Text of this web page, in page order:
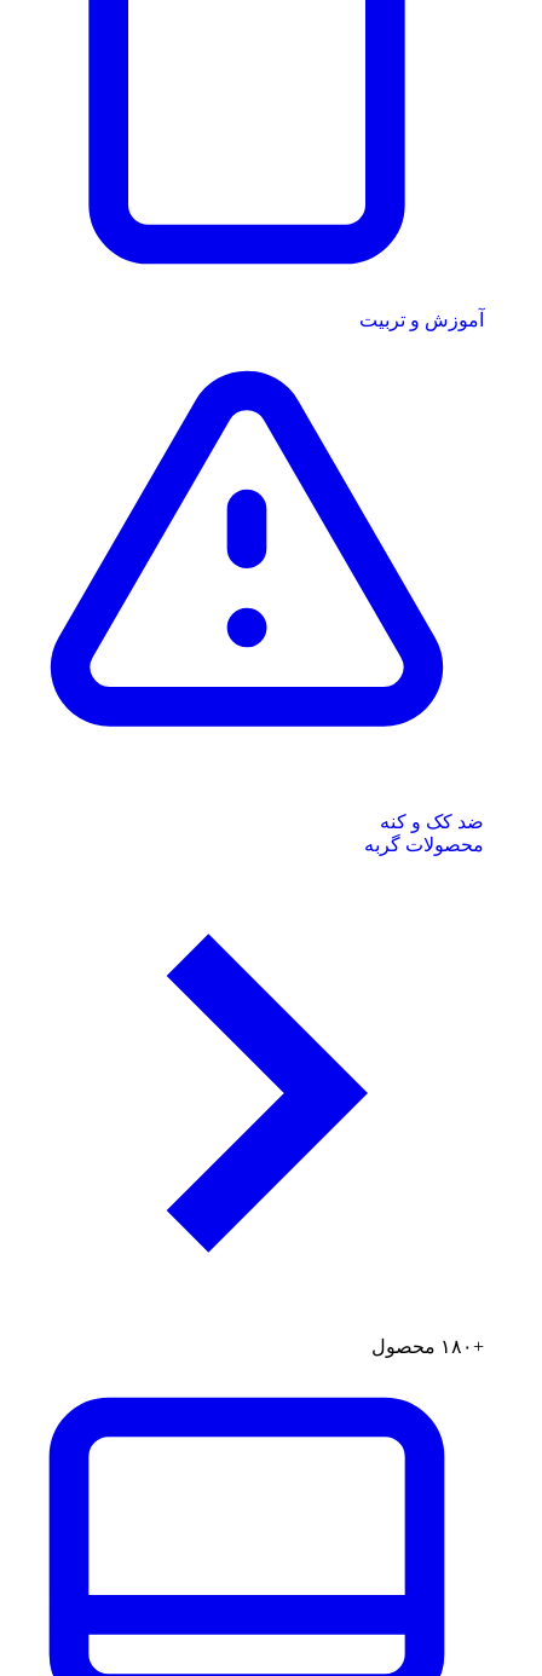
آموزش و تربیت
ضد کک و کنه
محصولات گربه
+۱۸۰ محصول